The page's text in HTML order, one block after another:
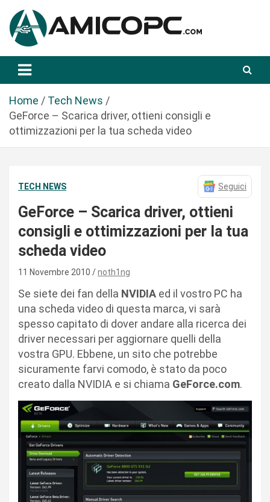
a
Amicopc.com
Home
Tech News
GeForce – Scarica driver, ottieni consigli e
ottimizzazioni per la tua scheda video
TECH NEWS Seguici
GeForce – Scarica driver, ottieni
consigli e ottimizzazioni per la tua
scheda video
11 Novembre 2010 noth1ng
Se siete dei fan della NVIDIA ed il vostro PC ha
una scheda video di questa marca, vi sarà
spesso capitato di dover andare alla ricerca dei
driver necessari per aggiornare quelli della
vostra GPU. Ebbene, un sito che potrebbe
sicuramente farvi comodo, è stato da poco
creato dalla NVIDIA e si chiama GeForce.com.